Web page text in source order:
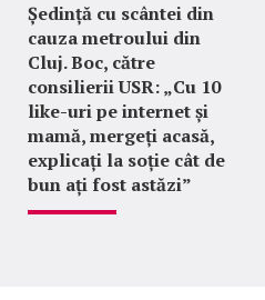
Ședință cu scântei din
cauza metroului din
Cluj. Boc, către
consilierii USR: „Cu 10
like-uri pe internet și
mamă, mergeți acasă,
explicați la soție cât de
bun ați fost astăzi”